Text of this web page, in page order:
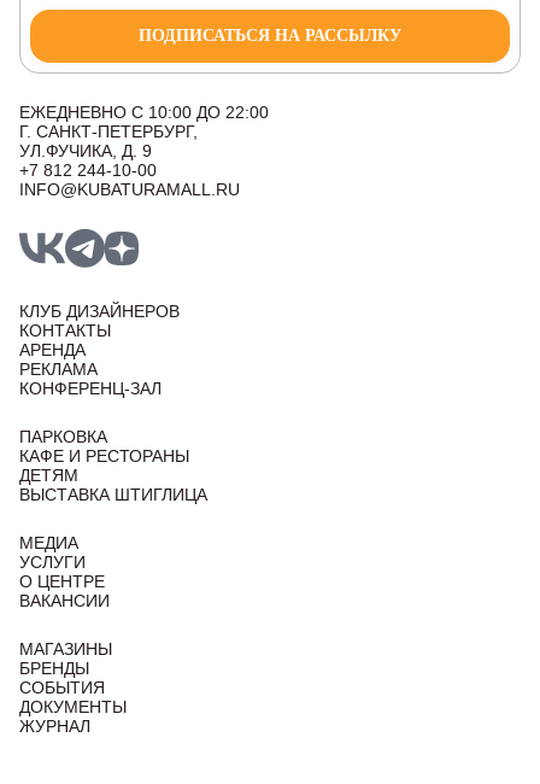
ПОДПИСАТЬСЯ НА РАССЫЛКУ
ЕЖЕДНЕВНО С 10:00 ДО 22:00
Г. САНКТ-ПЕТЕРБУРГ,
УЛ.ФУЧИКА, Д. 9
+7 812 244-10-00
INFO@KUBATURAMALL.RU
КЛУБ ДИЗАЙНЕРОВ
КОНТАКТЫ
АРЕНДА
РЕКЛАМА
КОНФЕРЕНЦ-ЗАЛ
ПАРКОВКА
КАФЕ И РЕСТОРАНЫ
ДЕТЯМ
ВЫСТАВКА ШТИГЛИЦА
МЕДИА
УСЛУГИ
О ЦЕНТРЕ
ВАКАНСИИ
МАГАЗИНЫ
БРЕНДЫ
СОБЫТИЯ
ДОКУМЕНТЫ
ЖУРНАЛ